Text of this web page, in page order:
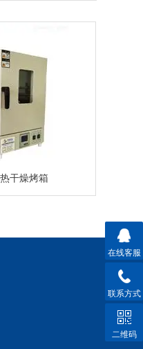
干燥烤箱
在线客服
联系方式
二维码